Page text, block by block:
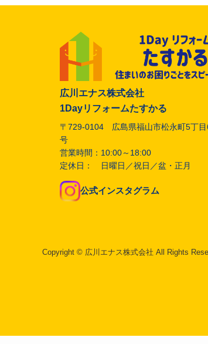
広川エナス株式会社
1Dayリフォームたすかる
〒729-0104 広島県福山市松永町5丁目
号
営業時間：10:00～18:00
定休日： 日曜日／祝日／盆・正月
公式インスタグラム
Copyright © 広川エナス株式会社 All Rights